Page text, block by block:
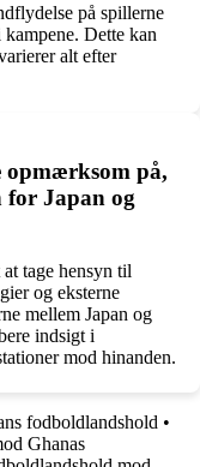
på spillerne
Dette kan
alt efter
opmærksom på,
for Japan og
tage hensyn til
og eksterne
mellem Japan og
indsigt i
mod hinanden.
fodboldlandshold •
Ghanas